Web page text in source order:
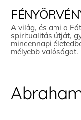
content
A világ, és ami a
spiritualitás útját,
mindennapi
mélyebb valóságot.